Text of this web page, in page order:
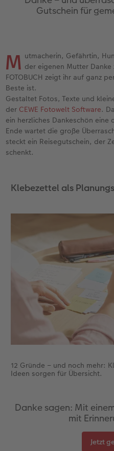
Jahrbuch
Schuber
Foto-
Neuheiten
Weitere
Klappkarten
Einzelkarten
Digitale
CEWE
Neuheiten
Kalender-
Neuheiten
Extras
CEWE
Max Case
PopGrip
Cardholder
CEWE
Neuheiten
Hochzeit
Baby
Familie
Gutschein für
M utmacherin, Gefährtin,
der eigenen Mutter Danke
FOTOBUCH zeigt ihr auf ganz
Beste ist.
Gestaltet Fotos, Texte und
der CEWE Fotowelt Software.
ein herzliches Dankeschön
Ende wartet die große
steckt ein Reisegutschein, der
schenkt.
Klebezettel als
12 Gründe – und noch mehr:
Ideen sorgen für Übersicht.
Danke sagen: Mit
mit
Jetzt